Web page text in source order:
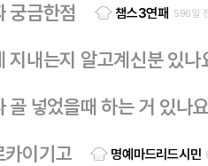
궁금한점 챔스3연패 596일
지내는지 알고계신분 있나
골 넣었을때 하는 거 있나
카이기고 명예마드리드시민